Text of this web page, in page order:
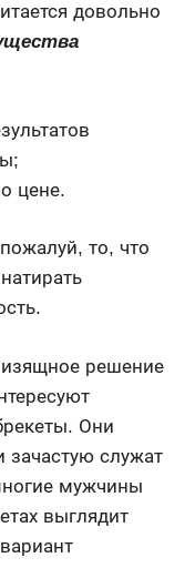
довольно
цене.
то, что
изящное решение
Они
зачастую служат
мужчины
выглядит